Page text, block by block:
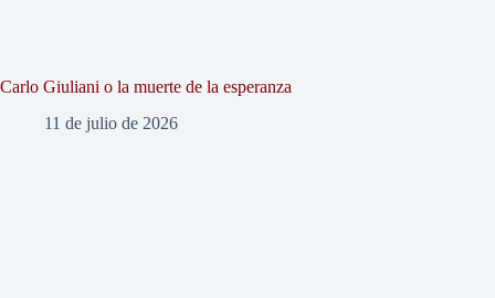
Carlo Giuliani o la muerte de la esperanza
11 de julio de 2026